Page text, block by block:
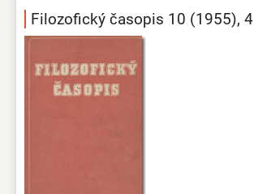
Filozofický časopis 10 (1955), 4